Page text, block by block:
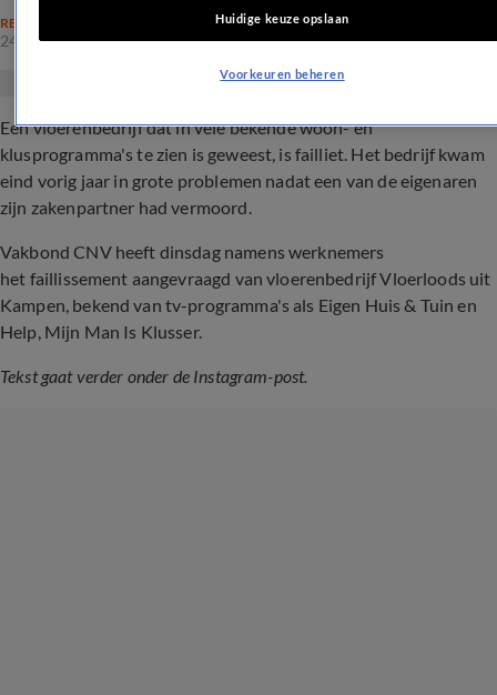
REALITY
24 juli 2024, 17:53
Een vloerenbedrijf dat in vele bekende woon- en
klusprogramma's te zien is geweest, is failliet. Het bedrijf kwam
eind vorig jaar in grote problemen nadat een van de eigenaren
zijn zakenpartner had vermoord.
Vakbond CNV heeft dinsdag namens werknemers
het faillissement aangevraagd van vloerenbedrijf Vloerloods uit
Kampen, bekend van tv-programma's als Eigen Huis & Tuin en
Help, Mijn Man Is Klusser.
Tekst gaat verder onder de Instagram-post.
Huidige keuze opslaan
Voorkeuren beheren